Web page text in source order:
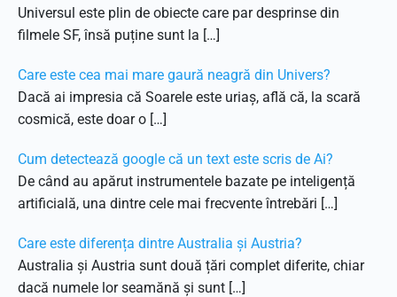
Universul este plin de obiecte care par desprinse din
filmele SF, însă puține sunt la […]
Care este cea mai mare gaură neagră din Univers?
Dacă ai impresia că Soarele este uriaș, află că, la scară
cosmică, este doar o […]
Cum detectează google că un text este scris de Ai?
De când au apărut instrumentele bazate pe inteligență
artificială, una dintre cele mai frecvente întrebări […]
Care este diferența dintre Australia și Austria?
Australia și Austria sunt două țări complet diferite, chiar
dacă numele lor seamănă și sunt […]